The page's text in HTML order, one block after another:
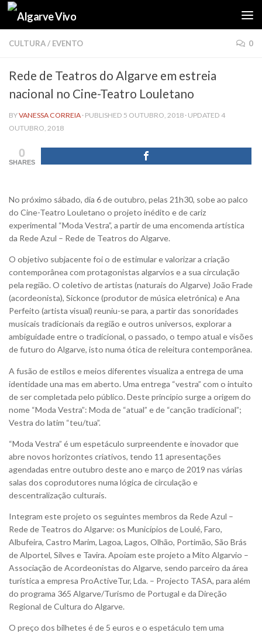
Skip to content
CULTURA/ EVENTO 0
Rede de Teatros do Algarve em estreia
nacional no Cine-Teatro Louletano
BYVANESSA CORREIA · PUBLISHED 5 OUTUBRO, 2018 · UPDATED 4
OUTUBRO, 2018
0
SHARES
No próximo sábado, dia 6 de outubro, pelas 21h30, sobe ao palco
do Cine-Teatro Louletano o projeto inédito e de cariz
experimental “Moda Vestra”, a partir de uma encomenda artística
da Rede Azul – Rede de Teatros do Algarve.
O objetivo subjacente foi o de estimular e valorizar a criação
contemporânea com protagonistas algarvios e a sua circulação
pela região. O coletivo de artistas (naturais do Algarve) João Frade
(acordeonista), Sickonce (produtor de música eletrónica) e Ana
Perfeito (artista visual) reuniu-se para, a partir das sonoridades
musicais tradicionais da região e outros universos, explorar a
ambiguidade entre o tradicional, o passado, o tempo atual e visões
de futuro do Algarve, isto numa ótica de releitura contemporânea.
A fusão de estilos e meios diferentes visualiza a entrega de uma
identidade una mas em aberto. Uma entrega “vestra” com o intuito
de ser completada pelo público. Deste princípio surge a origem do
nome “Moda Vestra”: Moda de “atual” e de “canção tradicional”;
Vestra do latim “teu/tua”.
“Moda Vestra” é um espetáculo surpreendente e inovador que
abre novos horizontes criativos, tendo 11 apresentações
agendadas entre outubro deste ano e março de 2019 nas várias
salas dos coprodutores numa lógica de circulação e
descentralização culturais.
Integram este projeto os seguintes membros da Rede Azul –
Rede de Teatros do Algarve: os Municípios de Loulé, Faro,
Albufeira, Castro Marim, Lagoa, Lagos, Olhão, Portimão, São Brás
de Alportel, Silves e Tavira. Apoiam este projeto a Mito Algarvio –
Associação de Acordeonistas do Algarve, sendo parceiro da área
turística a empresa ProActiveTur, Lda. – Projecto TASA, para além
do programa 365 Algarve/Turismo de Portugal e da Direção
Regional de Cultura do Algarve.
O preço dos bilhetes é de 5 euros e o espetáculo tem uma